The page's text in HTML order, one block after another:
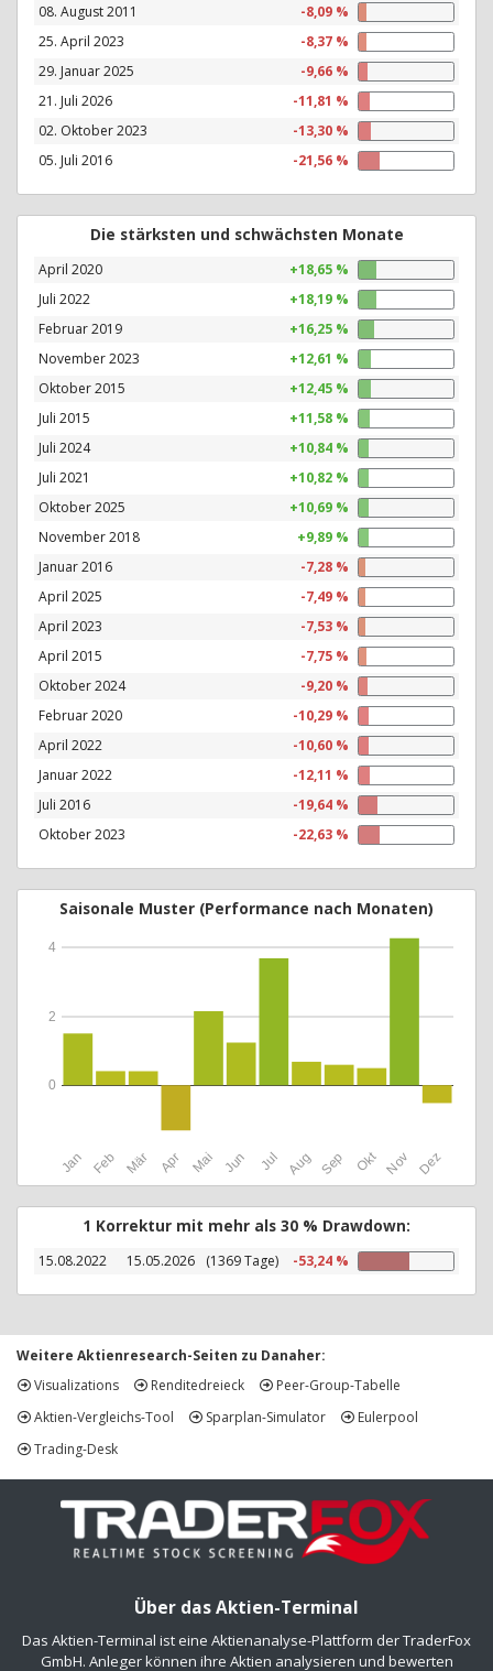
08. August 2011
-8,09 %
25. April 2023
-8,37 %
29. Januar 2025
-9,66 %
21. Juli 2026
-11,81 %
02. Oktober 2023
-13,30 %
05. Juli 2016
-21,56 %
Die stärksten und schwächsten Monate
April 2020
+18,65 %
Juli 2022
+18,19 %
Februar 2019
+16,25 %
November 2023
+12,61 %
Oktober 2015
+12,45 %
Juli 2015
+11,58 %
Juli 2024
+10,84 %
Juli 2021
+10,82 %
Oktober 2025
+10,69 %
November 2018
+9,89 %
Januar 2016
-7,28 %
April 2025
-7,49 %
April 2023
-7,53 %
April 2015
-7,75 %
Oktober 2024
-9,20 %
Februar 2020
-10,29 %
April 2022
-10,60 %
Januar 2022
-12,11 %
Juli 2016
-19,64 %
Oktober 2023
-22,63 %
Saisonale Muster (Performance nach Monaten)
Jan Feb Mär Apr Mai Jun Jul Aug Sep Okt Nov Dez
0
2
4
1 Korrektur mit mehr als 30 % Drawdown:
15.08.2022 15.05.2026 (1369 Tage) -53,24 %
Weitere Aktienresearch-Seiten zu Danaher:
Visualizations
Renditedreieck
Peer-Group-Tabelle
Aktien-Vergleichs-Tool
Sparplan-Simulator
Eulerpool
Trading-Desk
Über das Aktien-Terminal
Das Aktien-Terminal ist eine Aktienanalyse-Plattform der TraderFox
GmbH. Anleger können ihre Aktien analysieren und bewerten